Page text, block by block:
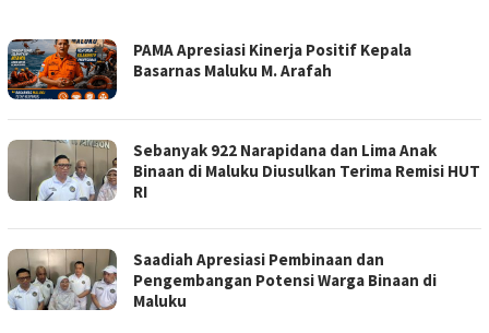
SUARA
NUSAINA
PAMA Apresiasi Kinerja Positif Kepala
Basarnas Maluku M. Arafah
Sebanyak 922 Narapidana dan Lima Anak
Binaan di Maluku Diusulkan Terima Remisi HUT
RI
Saadiah Apresiasi Pembinaan dan
Pengembangan Potensi Warga Binaan di
Maluku